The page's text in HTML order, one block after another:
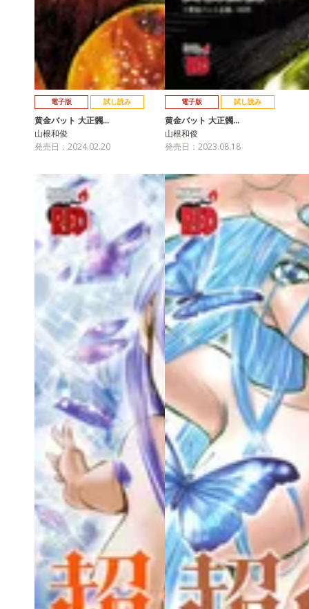
電子版 試し読み
黄金バット 大正髑…
山根和俊
発売日：2024.02.20
電子版 試し読み
黄金バット 大正髑…
山根和俊
発売日：2023.08.18